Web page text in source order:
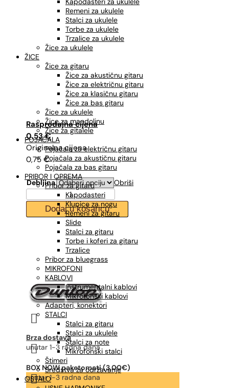
Remeni za ukulele
Stalci za ukulele
Torbe za ukulele
Trzalice za ukulele
Žice za ukulele
ŽICE
Žice za gitaru
Žice za akustičnu gitaru
Žice za električnu gitaru
Žice za klasičnu gitaru
Žice za bas gitaru
Žice za ukulele
Žice za mandolinu
Žice za gitalele
POJAČALA
Pojačala za električnu gitaru
Pojačala za akustičnu gitaru
Pojačala za bas gitaru
PRIBOR I OPREMA
Pribor za gitaru
Kapodasteri
Klupice za nogu
Remeni za gitaru
Slide
Stalci za gitaru
Torbe i koferi za gitaru
Trzalice
Pribor za bluegrass
MIKROFONI
KABLOVI
Instrumentalni kablovi
Mikrofonski kablovi
Adapteri, konektori
STALCI
Stalci za gitaru
Stalci za ukulele
Stalci za note
Mikrofonski stalci
Štimeri
Sredstva za održavanje
OSTALO
0,75€
Izvorna
cijena
bila
je:
0,75 €.
0,53€
Trenutna
cijena
je:
0,53 €.
Debljina
Obriši
DUNLOP
TORTEX
TRIANGLE,
trzalica
Dodaj u košaricu

Brza dostava
unutar 1-3 radna dana

BOX NOW paketomati (3,00€)
unutar 1-3 radna dana
